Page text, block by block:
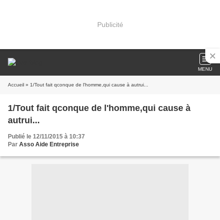
Publicité
MENU
Accueil » 1/Tout fait qconque de l'homme,qui cause à autrui...
1/Tout fait qconque de l'homme,qui cause à
autrui...
Publié le 12/11/2015 à 10:37
Par Asso Aide Entreprise